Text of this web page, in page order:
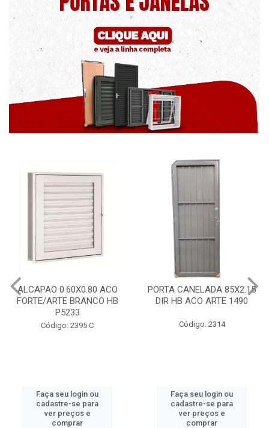
PORTA CANELADA 85X2.15
DIR HB ACO ARTE 1490
Código: 2314
Faça seu login ou
cadastre-se para
ver preços e
comprar
PORTA LAMINADA 60X215
DIR POP/MIX HB
Código: 2340
Faça seu login ou
cadastre-se para
ver preços e
comprar